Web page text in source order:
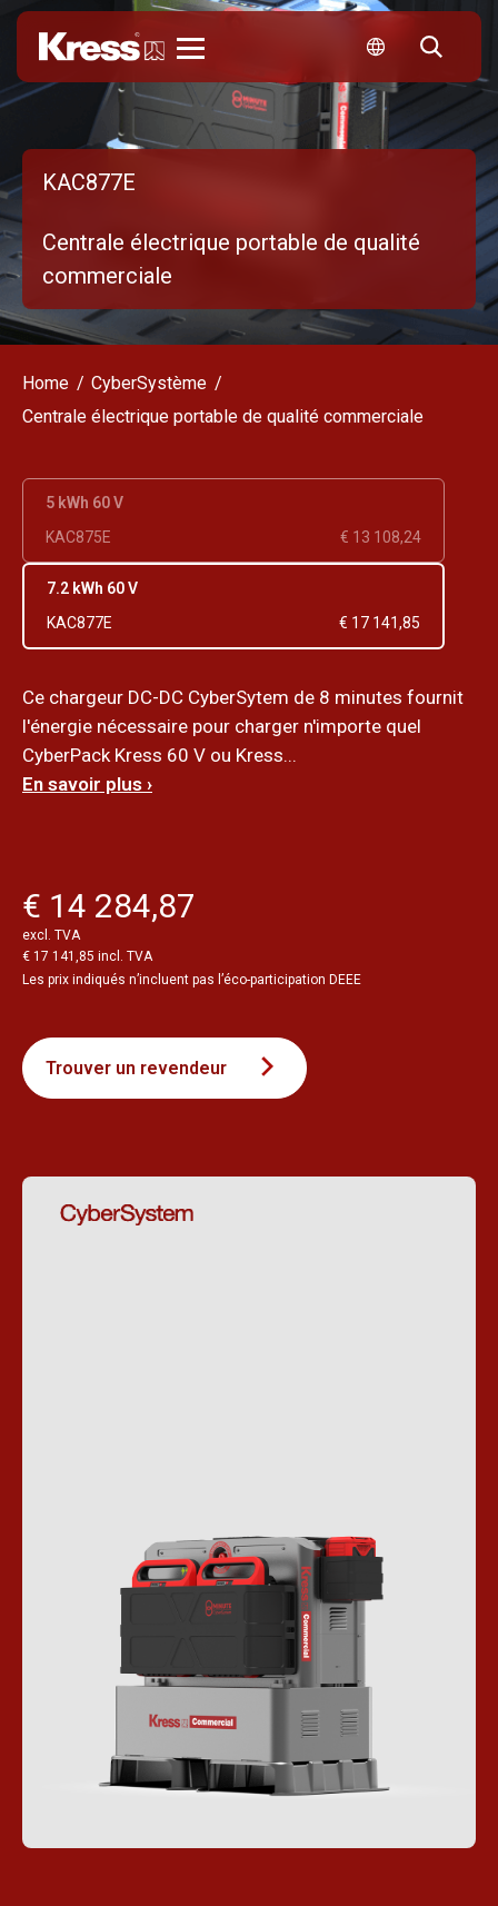
KAC877E
Centrale électrique portable de qualité
commerciale
Home
CyberSystème
Centrale électrique portable de qualité commerciale
5 kWh 60 V
KAC875E
€ 13 108,24
7.2 kWh 60 V
KAC877E
€ 17 141,85
Ce chargeur DC-DC CyberSytem de 8 minutes fournit
l'énergie nécessaire pour charger n'importe quel
CyberPack Kress 60 V ou Kress...
En savoir plus ›
€ 14 284,87
excl. TVA
€ 17 141,85 incl. TVA
Les prix indiqués n’incluent pas l’éco-participation DEEE
Trouver un revendeur